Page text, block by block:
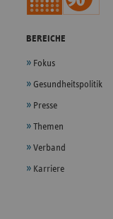
BEREICHE
Fokus
Gesundheitspolitik
Presse
Themen
Verband
Karriere